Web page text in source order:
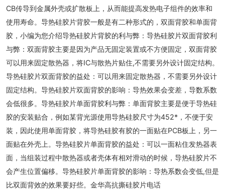
CB传导到金属外壳或扩散板上，从而能提高发热电子组件的效率和
使用寿命。导热硅胶片背胶一般是有二种形式的，双面背胶和单面背
胶，小编为您介绍导热硅胶片背胶的利与弊：导热硅胶片双面背胶利
与弊：双面背胶主要是因为产品无固定装置或不方便固定，双面背胶
可以用来固定散热器，将IC与散热片贴住,不需要另外设计固定结构。
导热硅胶片双面背胶的益处：可以用来固定散热器，不需要另外设计
固定结构。导热硅胶片双面背胶的影响：导热效果会变差，导数系数
会低很多。导热硅胶片单面背胶利与弊：单面背胶主要是便于导热硅
胶的安装贴合，例如某背光源使用导热硅胶尺寸为452*，不便于安
装，因此使用单面背胶，将导热硅胶有胶的一面贴在PCB板上，另一
面贴在外壳上。导热硅胶片单面背胶的益处：可以一面粘住发热器表
面，当组装过程中散热器或者壳体有相对滑动的时候，导热硅胶片不
会产生位置偏移。导热硅胶片单面背胶的影响：导热系数会变低,但是
比双面背效的效果要好些。金华高抗撕硅胶片电话